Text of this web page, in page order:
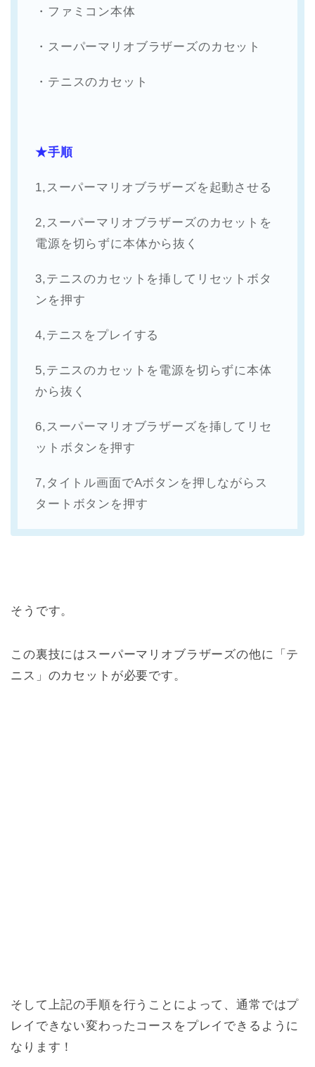
・ファミコン本体
・スーパーマリオブラザーズのカセット
・テニスのカセット
★手順
1,スーパーマリオブラザーズを起動させる
2,スーパーマリオブラザーズのカセットを
電源を切らずに本体から抜く
3,テニスのカセットを挿してリセットボタ
ンを押す
4,テニスをプレイする
5,テニスのカセットを電源を切らずに本体
から抜く
6,スーパーマリオブラザーズを挿してリセ
ットボタンを押す
7,タイトル画面でAボタンを押しながらス
タートボタンを押す
そうです。
この裏技にはスーパーマリオブラザーズの他に「テ
ニス」のカセットが必要です。
そして上記の手順を行うことによって、通常ではプ
レイできない変わったコースをプレイできるように
なります！